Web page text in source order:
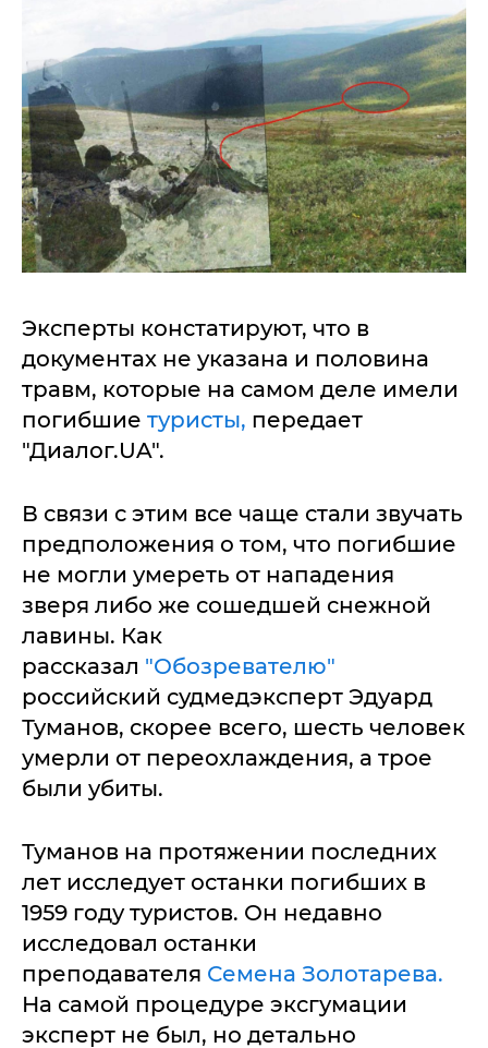
Эксперты констатируют, что в
документах не указана и половина
травм, которые на самом деле имели
погибшие туристы, передает
"Диалог.UA".
В связи с этим все чаще стали звучать
предположения о том, что погибшие
не могли умереть от нападения
зверя либо же сошедшей снежной
лавины. Как
рассказал "Обозревателю"
российский судмедэксперт Эдуард
Туманов, скорее всего, шесть человек
умерли от переохлаждения, а трое
были убиты.
Туманов на протяжении последних
лет исследует останки погибших в
1959 году туристов. Он недавно
исследовал останки
преподавателя Семена Золотарева.
На самой процедуре эксгумации
эксперт не был, но детально